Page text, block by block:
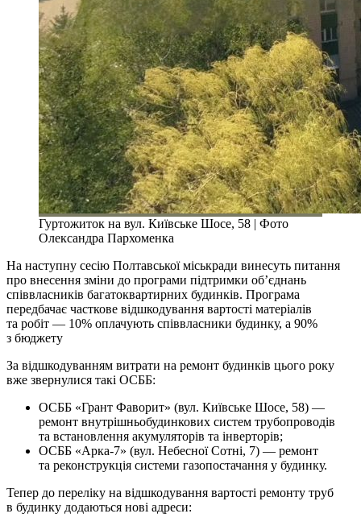
Гуртожиток на вул. Київське Шосе, 58 | Фото
Олександра Пархоменка
На наступну сесію Полтавської міськради винесуть питання
про внесення зміни до програми підтримки об’єднань
співвласників багатоквартирних будинків. Програма
передбачає часткове відшкодування вартості матеріалів
та робіт — 10% оплачують співвласники будинку, а 90%
з бюджету
За відшкодуванням витрати на ремонт будинків цього року
вже звернулися такі ОСББ:
ОСББ «Грант Фаворит» (вул. Київське Шосе, 58) —
ремонт внутрішньобудинкових систем трубопроводів
та встановлення акумуляторів та інверторів;
ОСББ «Арка-7» (вул. Небесної Сотні, 7) — ремонт
та реконструкція системи газопостачання у будинку.
Тепер до переліку на відшкодування вартості ремонту труб
в будинку додаються нові адреси: